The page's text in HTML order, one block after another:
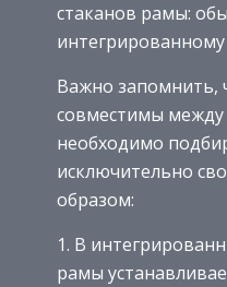
стаканов рамы:
интегрированному
Важно запомнить,
совместимы
необходимо
исключительно
образом:
В
рамы